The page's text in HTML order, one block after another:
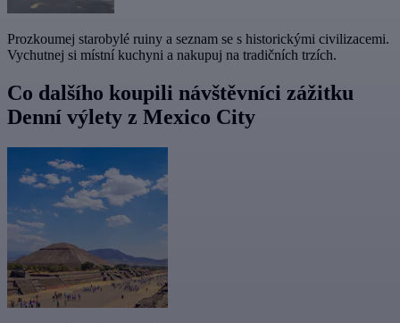
Prozkoumej starobylé ruiny a seznam se s historickými civilizacemi.
Vychutnej si místní kuchyni a nakupuj na tradičních trzích.
Co dalšího koupili návštěvníci zážitku
Denní výlety z Mexico City